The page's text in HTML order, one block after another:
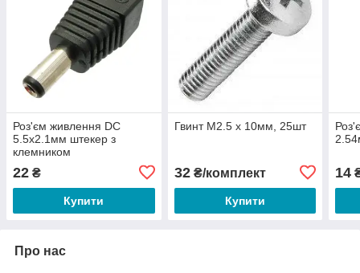
Роз'єм живлення DC
5.5х2.1мм штекер з
клемником
22 ₴
Купити
Гвинт М2.5 х 10мм, 25шт
32₴/комплект
Купити
14
Про нас